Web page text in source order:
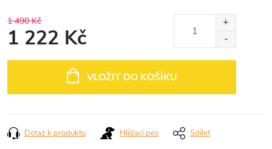
1 490 Kč
1 222 Kč
VLOŽIT DO KOŠÍKU
Dotaz k produktu Hlídací pes Sdílet